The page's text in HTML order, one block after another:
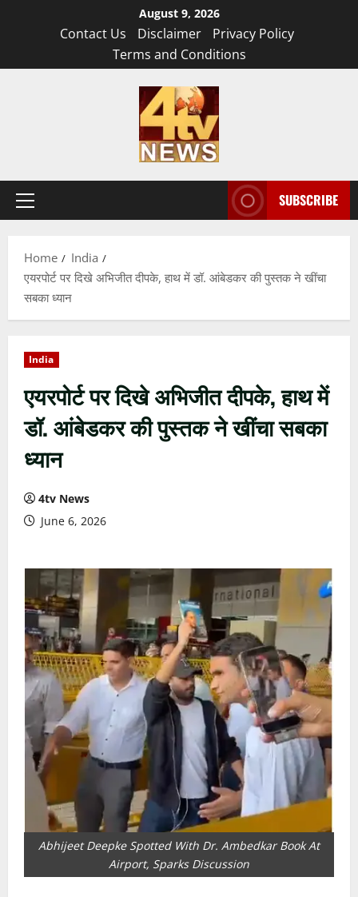
August 9, 2026
Contact Us Disclaimer
Privacy Policy
Terms and Conditions
Primary
SUBSCRIBE
Home
India
एयरपोर्ट पर दिखे अभिजीत दीपके, हाथ में डॉ. आंबेडकर की पुस्तक ने खींचा
सबका ध्यान
India
एयरपोर्ट पर दिखे अभिजीत दीपके, हाथ में
डॉ. आंबेडकर की पुस्तक ने खींचा सबका
ध्यान
4tv News
June 6, 2026
Abhijeet Deepke Spotted With Dr. Ambedkar Book At
Airport, Sparks Discussion